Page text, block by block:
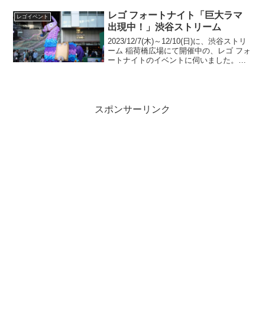
レゴイベント
レゴ フォートナイト「巨大ラマ
出現中！」渋谷ストリーム
2023/12/7(木)～12/10(日)に、渋谷ストリ
ーム 稲荷橋広場にて開催中の、レゴ フォ
ートナイトのイベントに伺いました。朝
スポンサーリンク